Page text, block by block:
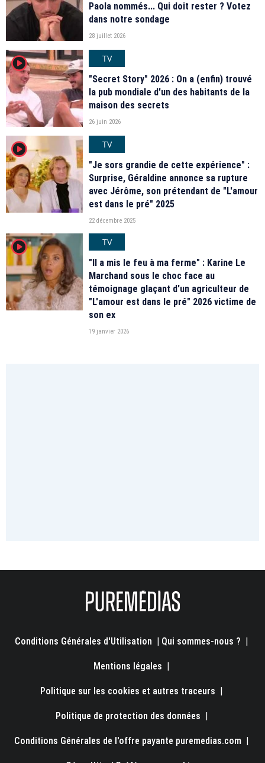
Paola nommés... Qui doit rester ? Votez
dans notre sondage
28 juillet 2026
player2
TV
"Secret Story" 2026 : On a (enfin) trouvé
la pub mondiale d'un des habitants de la
maison des secrets
26 juin 2026
player2
TV
"Je sors grandie de cette expérience" :
Surprise, Géraldine annonce sa rupture
avec Jérôme, son prétendant de "L'amour
est dans le pré" 2025
22 décembre 2025
player2
TV
"Il a mis le feu à ma ferme" : Karine Le
Marchand sous le choc face au
témoignage glaçant d'un agriculteur de
"L'amour est dans le pré" 2026 victime de
son ex
19 janvier 2026
Conditions Générales d'Utilisation | Qui sommes-nous ? |
Mentions légales |
Politique sur les cookies et autres traceurs |
Politique de protection des données |
Conditions Générales de l'offre payante puremedias.com |